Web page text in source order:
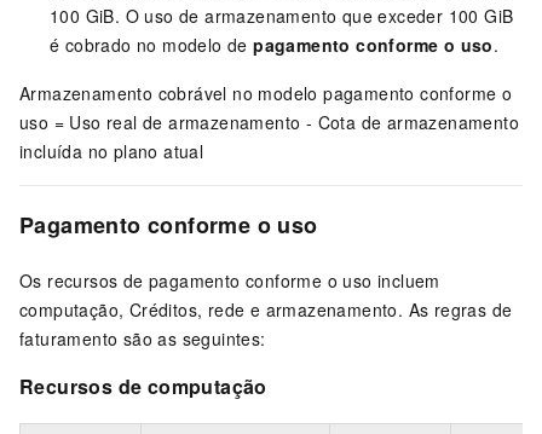
100 GiB. O uso de armazenamento que exceder 100 GiB
é cobrado no modelo depagamento conforme o uso.
Armazenamento cobrável no modelo pagamento conforme o
uso = Uso real de armazenamento - Cota de armazenamento
incluída no plano atual
Pagamento conforme o uso
Os recursos de pagamento conforme o uso incluem
computação, Créditos, rede e armazenamento. As regras de
faturamento são as seguintes:
Recursos de computação